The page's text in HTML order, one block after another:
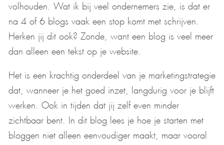
volhouden. Wat ik bij veel ondernemers zie, is dat er
na 4 of 6 blogs vaak een stop komt met schrijven.
Herken jij dit ook? Zonde, want een blog is veel meer
dan alleen een tekst op je website.
Het is een krachtig onderdeel van je marketingstrategie
dat, wanneer je het goed inzet, langdurig voor je blijft
werken. Ook in tijden dat jij zelf even minder
zichtbaar bent. In dit blog lees je hoe je starten met
bloggen niet alleen eenvoudiger maakt, maar vooral